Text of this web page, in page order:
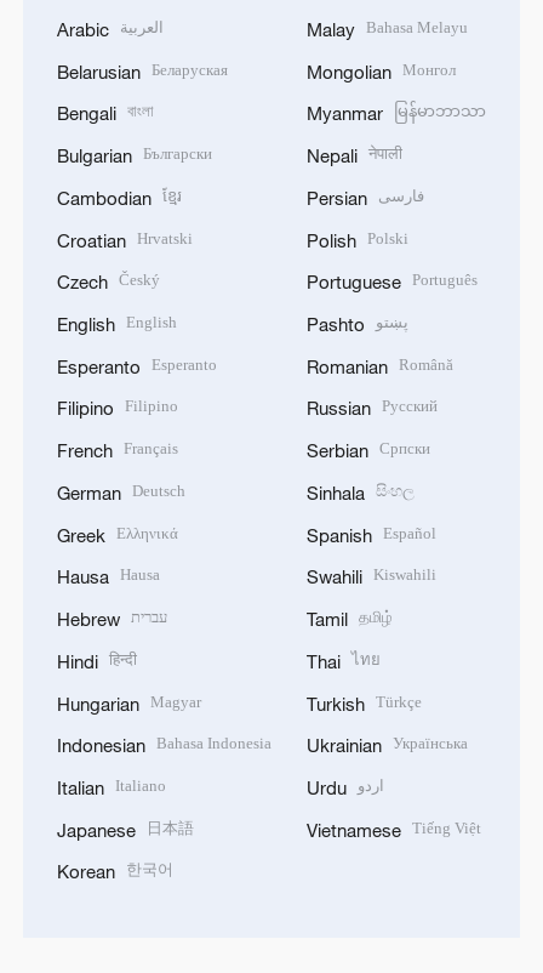
Arabic العربية
Belarusian Беларуская
Bengali বাংলা
Bulgarian Български
Cambodian ខ្មែរ
Croatian Hrvatski
Czech Český
English English
Esperanto Esperanto
Filipino Filipino
French Français
German Deutsch
Greek Ελληνικά
Hausa Hausa
Hebrew עברית
Hindi हिन्दी
Hungarian Magyar
Indonesian Bahasa Indonesia
Italian Italiano
Japanese 日本語
Korean 한국어
Malay Bahasa Melayu
Mongolian Монгол
Myanmar မြန်မာဘာသာ
Nepali नेपाली
Persian فارسی
Polish Polski
Portuguese Português
Pashto پښتو
Romanian Română
Russian Русский
Serbian Српски
Sinhala සිංහල
Spanish Español
Swahili Kiswahili
Tamil தமிழ்
Thai ไทย
Turkish Türkçe
Ukrainian Українська
Urdu اردو
Vietnamese Tiếng Việt